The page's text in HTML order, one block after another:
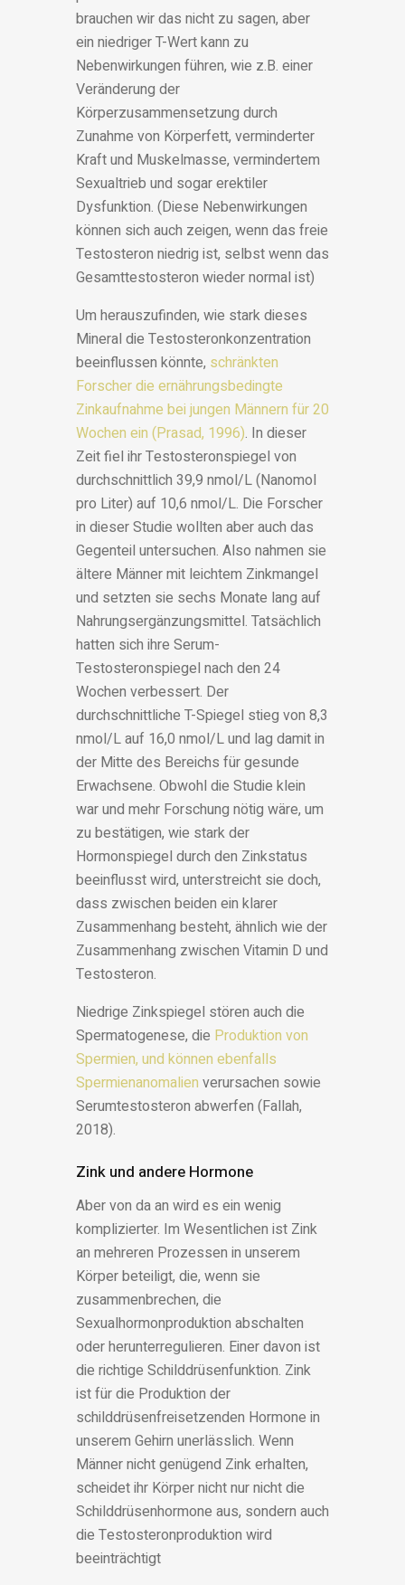
brauchen wir das nicht zu sagen, aber
ein niedriger T-Wert kann zu
Nebenwirkungen führen, wie z.B. einer
Veränderung der
Körperzusammensetzung durch
Zunahme von Körperfett, verminderter
Kraft und Muskelmasse, vermindertem
Sexualtrieb und sogar erektiler
Dysfunktion. (Diese Nebenwirkungen
können sich auch zeigen, wenn das freie
Testosteron niedrig ist, selbst wenn das
Gesamttestosteron wieder normal ist)
Um herauszufinden, wie stark dieses
Mineral die Testosteronkonzentration
beeinflussen könnte, schränkten
Forscher die ernährungsbedingte
Zinkaufnahme bei jungen Männern für 20
Wochen ein (Prasad, 1996). In dieser
Zeit fiel ihr Testosteronspiegel von
durchschnittlich 39,9 nmol/L (Nanomol
pro Liter) auf 10,6 nmol/L. Die Forscher
in dieser Studie wollten aber auch das
Gegenteil untersuchen. Also nahmen sie
ältere Männer mit leichtem Zinkmangel
und setzten sie sechs Monate lang auf
Nahrungsergänzungsmittel. Tatsächlich
hatten sich ihre Serum-
Testosteronspiegel nach den 24
Wochen verbessert. Der
durchschnittliche T-Spiegel stieg von 8,3
nmol/L auf 16,0 nmol/L und lag damit in
der Mitte des Bereichs für gesunde
Erwachsene. Obwohl die Studie klein
war und mehr Forschung nötig wäre, um
zu bestätigen, wie stark der
Hormonspiegel durch den Zinkstatus
beeinflusst wird, unterstreicht sie doch,
dass zwischen beiden ein klarer
Zusammenhang besteht, ähnlich wie der
Zusammenhang zwischen Vitamin D und
Testosteron.
Niedrige Zinkspiegel stören auch die
Spermatogenese, die Produktion von
Spermien, und können ebenfalls
Spermienanomalien verursachen sowie
Serumtestosteron abwerfen (Fallah,
2018).
Zink und andere Hormone
Aber von da an wird es ein wenig
komplizierter. Im Wesentlichen ist Zink
an mehreren Prozessen in unserem
Körper beteiligt, die, wenn sie
zusammenbrechen, die
Sexualhormonproduktion abschalten
oder herunterregulieren. Einer davon ist
die richtige Schilddrüsenfunktion. Zink
ist für die Produktion der
schilddrüsenfreisetzenden Hormone in
unserem Gehirn unerlässlich. Wenn
Männer nicht genügend Zink erhalten,
scheidet ihr Körper nicht nur nicht die
Schilddrüsenhormone aus, sondern auch
die Testosteronproduktion wird
beeinträchtigt